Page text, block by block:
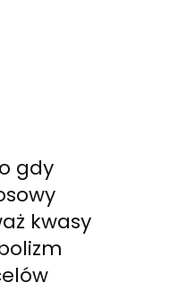
gdy
kwasy